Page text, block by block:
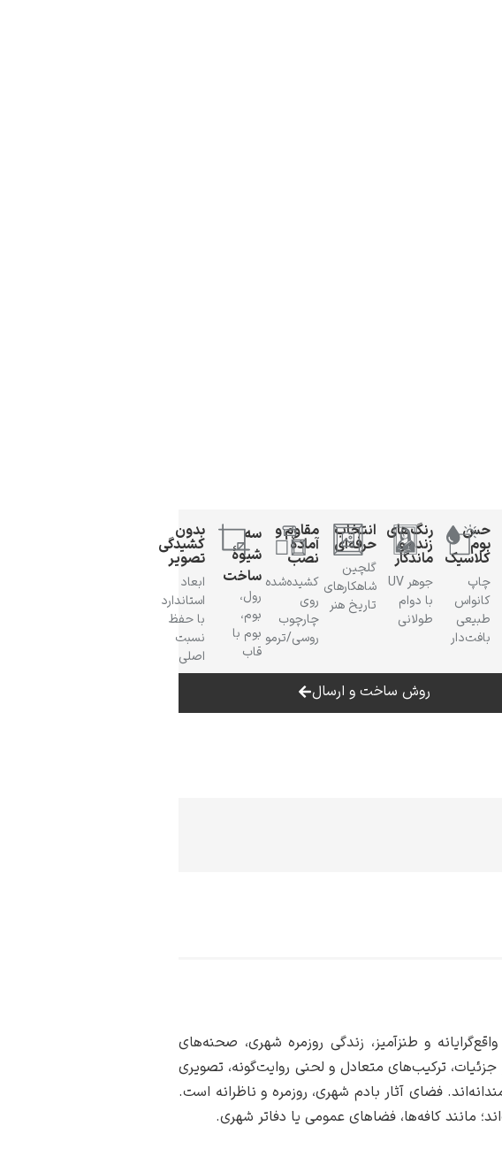
حس
بوم
کلاسیک
چاپ
کانواس
طبیعی
بافت‌دار
رنگ‌های
زنده و
ماندگار
جوهر UV
با دوام
طولانی
انتخاب
حرفه‌ای
گلچین
شاهکارهای
تاریخ هنر
مقاوم و
آمادهٔ
نصب
کشیده‌شده
روی
چارچوب
روسی/ترمو
سه
شیوهٔ
ساخت
رول،
بوم،
بوم با
قاب
بدون
کشیدگی
تصویر
ابعاد
استاندارد
با حفظ
نسبت
اصلی
روش ساخت و ارسال
و طنزآمیز، زندگی روزمره شهری، صحنه‌های
ترکیب‌های متعادل و لحنی روایت‌گونه، تصویری
فضای آثار بادم شهری، روزمره و ناظرانه است.
مانند کافه‌ها، فضاهای عمومی یا دفاتر شهری.